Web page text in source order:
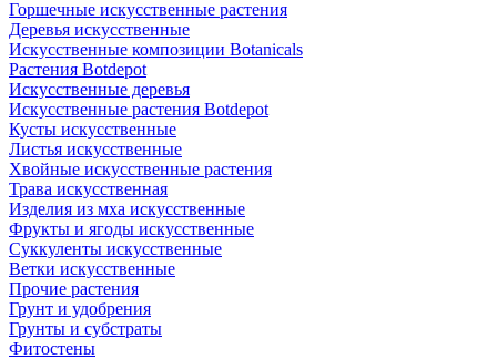
Горшечные искусственные растения
Деревья искусственные
Искусственные композиции Botanicals
Растения Botdepot
Искусственные деревья
Искусственные растения Botdepot
Кусты искусственные
Листья искусственные
Хвойные искусственные растения
Трава искусственная
Изделия из мха искусственные
Фрукты и ягоды искусственные
Суккуленты искусственные
Ветки искусственные
Прочие растения
Грунт и удобрения
Грунты и субстраты
Фитостены